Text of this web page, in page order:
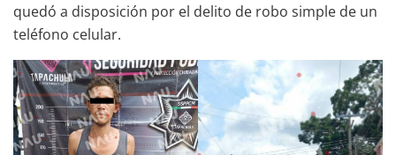
quedó a disposición por el delito de robo simple de un
teléfono celular.